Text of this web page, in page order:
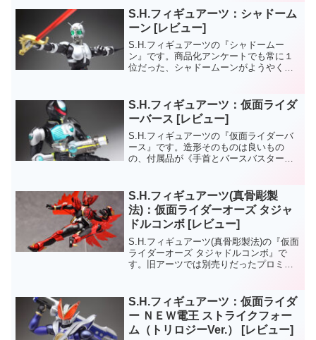
していない。・メーター周りが再現され
ていない...
S.H.フィギュアーツ：シャドーム
ーン [レビュー]
S.H.フィギュアーツの『シャドームー
ン』です。商品化アンケートでも常に１
位だった、シャドームーンがようやく発
は嬉しいです。肝心の完成度はかなり良
く、同フィギュアーツの...
S.H.フィギュアーツ：仮面ライダ
ーバース [レビュー]
S.H.フィギュアーツの『仮面ライダーバ
ース』です。造形そのものは良いもの
の、付属品が《手首とバースバスター》
もWEB販売と売り方の不親切さが目立ち
ます。満足感で言っ...
S.H.フィギュアーツ(真骨彫製
法)：仮面ライダーオーズ タジャ
ドルコンボ [レビュー]
S.H.フィギュアーツ(真骨彫製法)の『仮面
ライダーオーズ タジャドルコンボ』で
す。旧アーツでは別売りだったプロミネ
S.H.フィギュアーツ：仮面ライダ
ー ＮＥＷ電王 ストライクフォー
ム（トリロジーVer.） [レビュー]